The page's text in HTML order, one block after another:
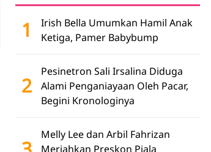
1
Irish Bella Umumkan Hamil Anak
Ketiga, Pamer Babybump
2
Pesinetron Sali Irsalina Diduga
Alami Penganiayaan Oleh Pacar,
Begini Kronologinya
Melly Lee dan Arbil Fahrizan
Meriahkan Preskon Piala